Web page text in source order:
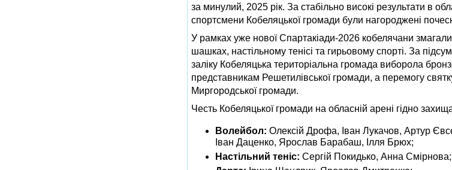
за минулий, 2025 рік. За стабільно високі результати в
спортсмени Кобеляцької громади були нагороджені
У рамках уже нової Спартакіади-2026 кобелячани
шашках, настільному тенісі та гирьовому спорті. За
заліку Кобеляцька територіальна громада виборола
представникам Решетилівської громади, а перемогу
Миргородської громади.
Честь Кобеляцької громади на обласній арені гідно
Волейбол: Олексій Дрофа, Іван Лукачов, Артур
Іван Даценко, Ярослав Барабаш, Ілля Брюх;
Настільний теніс: Сергій Покидько, Анна Смірнова;